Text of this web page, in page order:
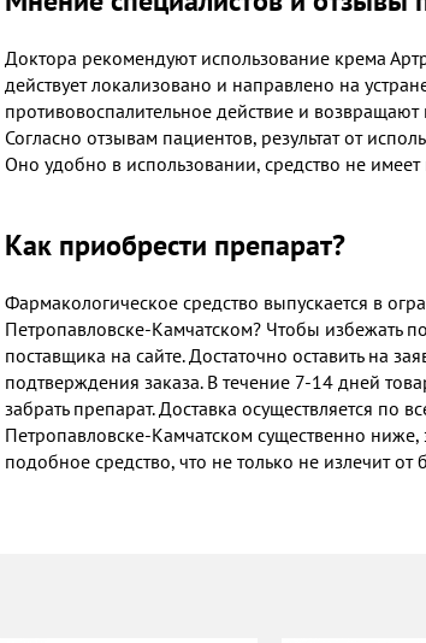
Доктора рекомендуют использование крема
действует локализовано и направлено на
противовоспалительное действие и
Согласно отзывам пациентов, результат от
Оно удобно в использовании, средство не
Как приобрести препарат?
Фармакологическое средство выпускается в
Петропавловске-Камчатском? Чтобы избежать
поставщика на сайте. Достаточно оставить на
подтверждения заказа. В течение 7-14 дней
забрать препарат. Доставка осуществляется по
Петропавловске-Камчатском существенно ниже,
подобное средство, что не только не излечит